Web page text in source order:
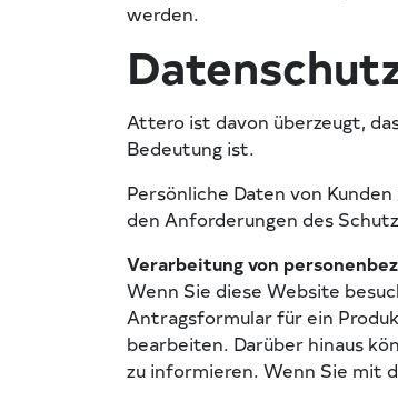
werden.
Attero ist davon überzeugt,
Bedeutung ist.
Persönliche Daten von
den Anforderungen des
Verarbeitung von
Wenn Sie diese Website
Antragsformular für ein
bearbeiten. Darüber hinaus
zu informieren. Wenn Sie mit